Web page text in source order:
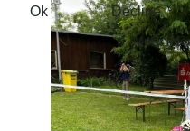
Ok Decline
More